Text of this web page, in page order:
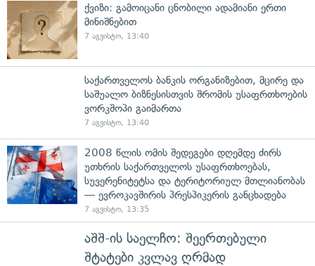
ქვიზი: გამოიცანი ცნობილი ადამიანი ერთი
მინიშნებით
7 აგვისტო, 13:40
საქართველოს ბანკის ორგანიზებით, მცირე და
საშუალო ბიზნესისთვის შრომის უსაფრთხოების
ვორკშოპი გაიმართა
7 აგვისტო, 13:40
2008 წლის ომის შედეგები დღემდე ძირს
უთხრის საქართველოს უსაფრთხოებას,
სუვერენიტეტსა და ტერიტორიულ მთლიანობას
— ევროკავშირის პრესპიკერის განცხადება
7 აგვისტო, 13:35
აშშ-ის საელჩო: შეერთებული
შტატები კვლავ ღრმად